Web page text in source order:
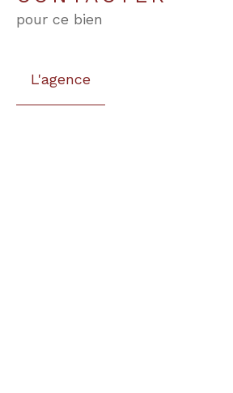
pour ce bien
L'agence